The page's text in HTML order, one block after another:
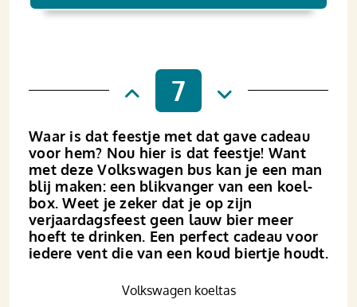
7
Waar is dat feestje met dat gave cadeau
voor hem? Nou hier is dat feestje! Want
met deze Volkswagen bus kan je een man
blij maken: een blik­­vanger van een koel­
box. Weet je zeker dat je op zijn
verjaardags­­feest geen lauw bier meer
hoeft te drinken. Een perfect cadeau voor
iedere vent die van een koud biertje houdt.
Volkswagen koeltas